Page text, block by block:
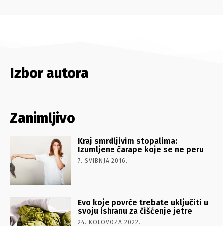
Izbor autora
Zanimljivo
Kraj smrdljivim stopalima:
Izumljene čarape koje se ne peru
7. SVIBNJA 2016.
Evo koje povrće trebate uključiti u
svoju ishranu za čišćenje jetre
24. KOLOVOZA 2022.